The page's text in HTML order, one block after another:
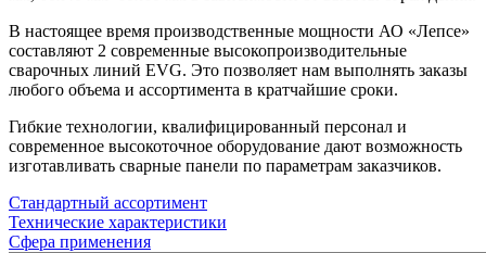
В настоящее время производственные мощности АО «Лепсе»
составляют 2 современные высокопроизводительные
сварочных линий EVG. Это позволяет нам выполнять заказы
любого объема и ассортимента в кратчайшие сроки.
Гибкие технологии, квалифицированный персонал и
современное высокоточное оборудование дают возможность
изготавливать сварные панели по параметрам заказчиков.
Стандартный ассортимент
Технические характеристики
Сфера применения